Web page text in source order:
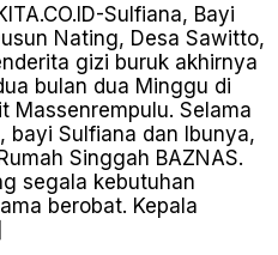
Sulfiana, Bayi
Nating, Desa Sawitto,
gizi buruk akhirnya
bulan dua Minggu di
Massenrempulu. Selama
bayi Sulfiana dan Ibunya,
Singgah BAZNAS.
segala kebutuhan
berobat. Kepala